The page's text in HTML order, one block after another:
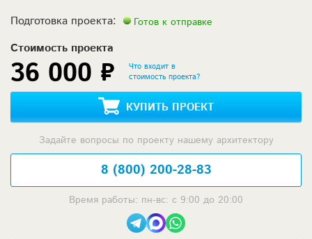
Подготовка проекта: Готов к отправке
Стоимость проекта
36 000 ₽
Что входит в
стоимость проекта?
КУПИТЬ ПРОЕКТ
Задайте вопросы по проекту нашему архитектору
8 (800) 200-28-83
Время работы: пн-вс: с 9:00 до 20:00